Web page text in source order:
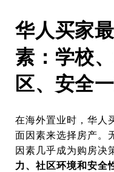
华人买家
素：学校
区、安全
在海外置业时，华人
面因素来选择房产。
因素几乎成为购房决
力、社区环境和安全